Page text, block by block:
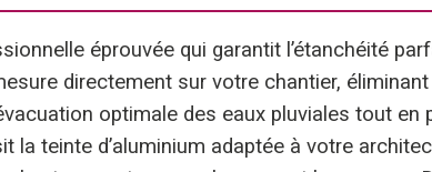
éprouvée qui garantit l’étanchéité
directement sur votre chantier,
optimale des eaux pluviales tout en
teinte d’aluminium adaptée à votre